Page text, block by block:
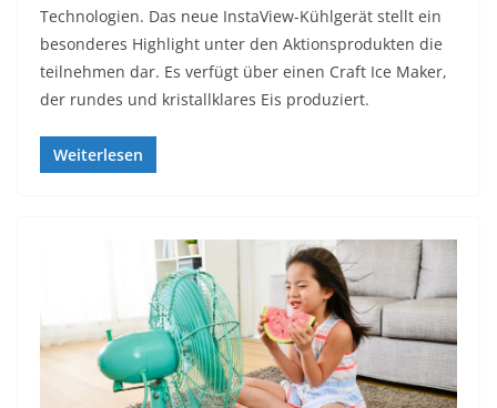
Technologien. Das neue InstaView-Kühlgerät stellt ein
besonderes Highlight unter den Aktionsprodukten die
teilnehmen dar. Es verfügt über einen Craft Ice Maker,
der rundes und kristallklares Eis produziert.
Weiterlesen